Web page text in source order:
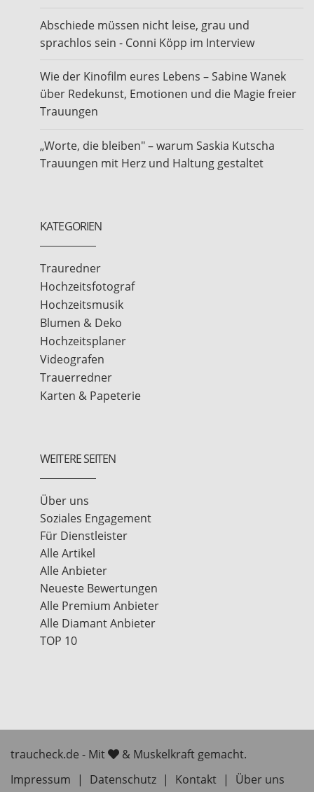
Abschiede müssen nicht leise, grau und
sprachlos sein - Conni Köpp im Interview
Wie der Kinofilm eures Lebens – Sabine Wanek
über Redekunst, Emotionen und die Magie freier
Trauungen
„Worte, die bleiben" – warum Saskia Kutscha
Trauungen mit Herz und Haltung gestaltet
KATEGORIEN
Trauredner
Hochzeitsfotograf
Hochzeitsmusik
Blumen & Deko
Hochzeitsplaner
Videografen
Trauerredner
Karten & Papeterie
WEITERE SEITEN
Über uns
Soziales Engagement
Für Dienstleister
Alle Artikel
Alle Anbieter
Neueste Bewertungen
Alle Premium Anbieter
Alle Diamant Anbieter
TOP 10
traucheck.de - Mit
& Muskelkraft gemacht.
Impressum
| Datenschutz | Kontakt |
Über uns